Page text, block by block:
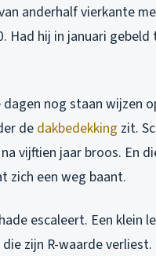
anderhalf vierkante
Had hij in januari
nog staan wijzen
de dakbedekking zit.
vijftien jaar broos. En
zich een weg baant.
escaleert. Een klein
zijn R-waarde verliest.